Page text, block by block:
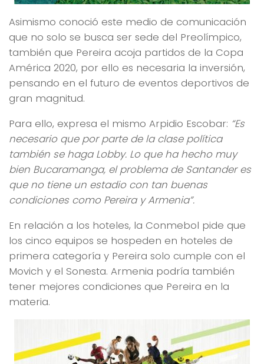
Asimismo conoció este medio de comunicación
que no solo se busca ser sede del Preolímpico,
también que Pereira acoja partidos de la Copa
América 2020, por ello es necesaria la inversión,
pensando en el futuro de eventos deportivos de
gran magnitud.
Para ello, expresa el mismo Arpidio Escobar: “Es
necesario que por parte de la clase política
también se haga Lobby. Lo que ha hecho muy
bien Bucaramanga, el problema de Santander es
que no tiene un estadio con tan buenas
condiciones como Pereira y Armenia”.
En relación a los hoteles, la Conmebol pide que
los cinco equipos se hospeden en hoteles de
primera categoría y Pereira solo cumple con el
Movich y el Sonesta. Armenia podría también
tener mejores condiciones que Pereira en la
materia.